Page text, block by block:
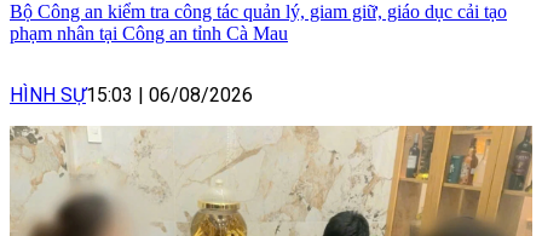
Bộ Công an kiểm tra công tác quản lý, giam giữ, giáo dục cải tạo
phạm nhân tại Công an tỉnh Cà Mau
HÌNH SỰ15:03 06/08/2026